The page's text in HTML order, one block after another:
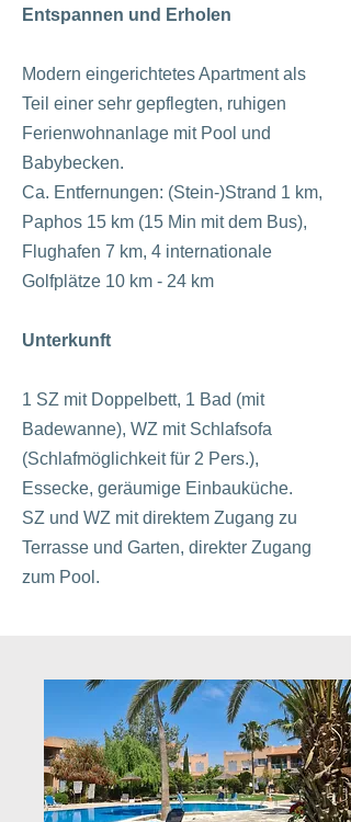
Entspannen und Erholen
Modern eingerichtetes Apartment als
Teil einer sehr gepflegten, ruhigen
Ferienwohnanlage mit Pool und
Babybecken.
Ca. Entfernungen: (Stein-)Strand 1 km,
Paphos 15 km (15 Min mit dem Bus),
Flughafen 7 km, 4 internationale
Golfplätze 10 km - 24 km
Unterkunft
1 SZ mit Doppelbett, 1 Bad (mit
Badewanne), WZ mit Schlafsofa
(Schlafmöglichkeit für 2 Pers.),
Essecke, geräumige Einbauküche.
SZ und WZ mit direktem Zugang zu
Terrasse und Garten, direkter Zugang
zum Pool.